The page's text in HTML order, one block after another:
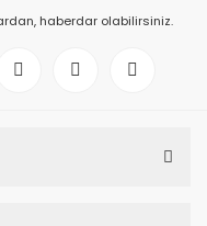
haberdar olabilirsiniz.